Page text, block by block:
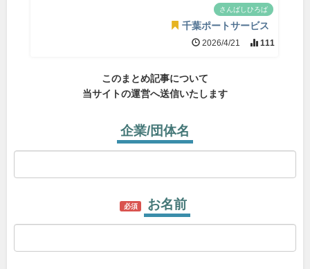
さんばしひろば
千葉ポートサービス
2026/4/21 111
このまとめ記事について
当サイトの運営へ送信いたします
企業/団体名
必須 お名前